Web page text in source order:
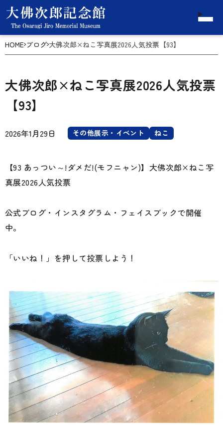
HOME ブログ 大佛次郎×ねこ写真展2026人気投票【93】
大佛次郎×ねこ写真展2026人気投票
【93】
2026年1月29日 その他展示・イベント ねこ
【93 あっつい～!ダメだ!(モフニャン)】大佛次郎×ねこ写
真展2026人気投票
公式ブログ・インスタグラム・フェイスブックで開催
中。
「いいね！」を押して投票しよう！